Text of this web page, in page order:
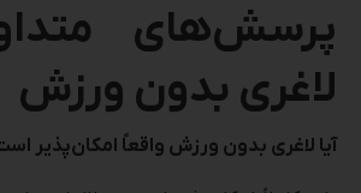
پرسش‌های
لاغری بدون ورزش
آیا لاغری بدون ورزش واقعاً امکان‌پذیر